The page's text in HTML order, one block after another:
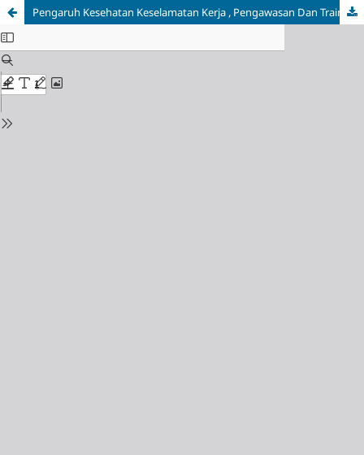
Pengaruh Kesehatan Keselamatan Kerja , Pengawasan Dan Training Terhadap Kinerja Karyawan Dengan Kepuasan Kerja Sebagai Variabel Mediasi Pada PT. Central Sandang Jayatama Cilacap